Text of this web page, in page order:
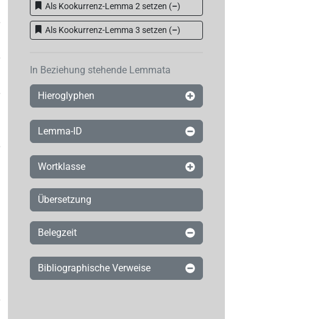
Als Kookurrenz-Lemma 2 setzen (–)
Als Kookurrenz-Lemma 3 setzen (–)
In Beziehung stehende Lemmata
Hieroglyphen
Lemma-ID
Wortklasse
Übersetzung
Belegzeit
Bibliographische Verweise